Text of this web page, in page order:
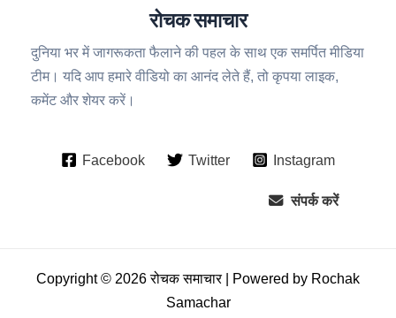
रोचक समाचार
दुनिया भर में जागरूकता फैलाने की पहल के साथ एक समर्पित मीडिया
टीम। यदि आप हमारे वीडियो का आनंद लेते हैं, तो कृपया लाइक,
कमेंट और शेयर करें।
Facebook Twitter Instagram
संपर्क करें
Copyright © 2026 रोचक समाचार | Powered by Rochak
Samachar